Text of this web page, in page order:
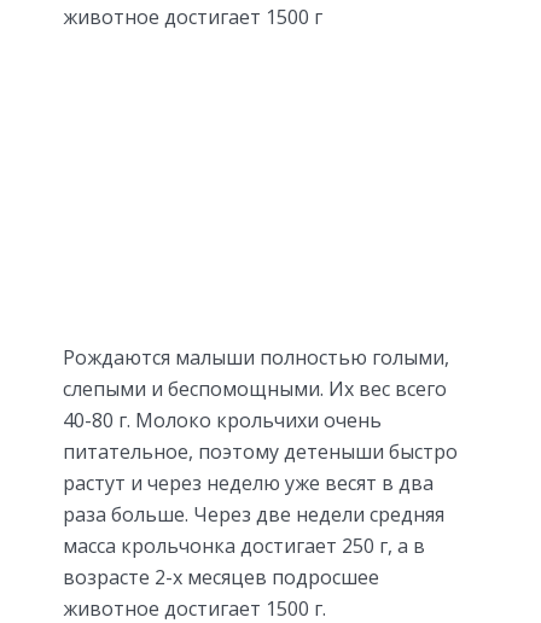
животное достигает 1500 г
Рождаются малыши полностью голыми,
слепыми и беспомощными. Их вес всего
40-80 г. Молоко крольчихи очень
питательное, поэтому детеныши быстро
растут и через неделю уже весят в два
раза больше. Через две недели средняя
масса крольчонка достигает 250 г, а в
возрасте 2-х месяцев подросшее
животное достигает 1500 г.